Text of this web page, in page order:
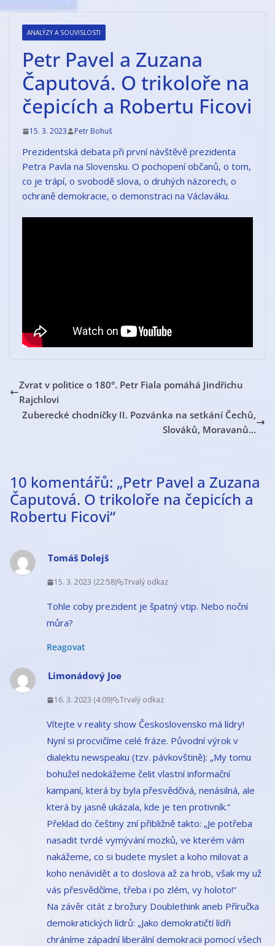
obsah ANALÝZY A SOUVISLOSTI
Petr Pavel a Zuzana
Čaputová. O trikoloře na
čepicích a Robertu Ficovi
15. 3. 2023 Petr Bohuš
Prezidentská debata při první návštěvě prezidenta
Petra Pavla na Slovensku. O pochopení občanů, o tom,
co je trápí, o svobodě slova, o druhých názorech, o
ochraně demokracie, o demonstraci na Václaváku.
Zvrat v politice o 180°. Petr Fiala pomáhá Jindřichu
Rajchlovi
Zuberecké chodníčky II. Pozvánka na setkání Čechů,
Slováků, Moravanů…
10 komentářů: „Petr Pavel a Zuzana
Čaputová. O trikoloře na čepicích a
Robertu Ficovi“
Tomáš Dolejš
15. 3. 2023 (22:58) Trvalý odkaz
Tohle coby prezident je špatný vtip. Nebo noční
můra?
Reagovat
Limonádový Joe
16. 3. 2023 (4:09) Trvalý odkaz
Vítejte v reality show Československo má lídry!
Nyní si procvičíme celé fráze. Původní výrok v
dialektu newspeaku (tzv. pávkovštině): „My tomu
bohužel nedokážeme čelit vlastní informační
kampaní, která by byla přesvědčivá, nenásilná, ale
která by jasně ukázala, kde je ten protivník.“
Překlad do češtiny zní přibližně takto: „Je potřeba
nasadit tvrdé vymývání mozků, ve kterém vám
nakážeme, co si budete myslet a koho milovat a
koho nenávidět a to doslova až za hrob, však my už
vás přesvědčíme, třeba i po zlém, vy holoto!“
Na závěr citát z brožury Doublethink aneb Příručka
demokratických lídrů: „Jako demokratičtí lídři
chráníme západní liberální demokracii pomocí všech